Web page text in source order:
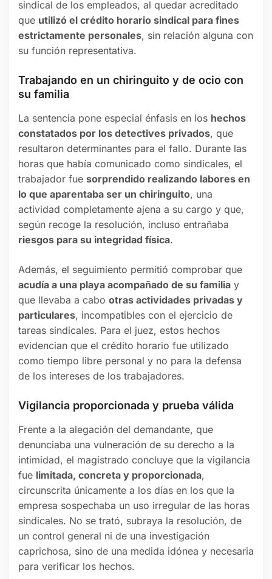
sindical de los empleados, al quedar acreditado
que utilizó el crédito horario sindical para fines
estrictamente personales, sin relación alguna con
su función representativa.
Trabajando en un chiringuito y de ocio con
su familia
La sentencia pone especial énfasis en los hechos
constatados por los detectives privados, que
resultaron determinantes para el fallo. Durante las
horas que había comunicado como sindicales, el
trabajador fue sorprendido realizando labores en
lo que aparentaba ser un chiringuito, una
actividad completamente ajena a su cargo y que,
según recoge la resolución, incluso entrañaba
riesgos para su integridad física.
Además, el seguimiento permitió comprobar que
acudía a una playa acompañado de su familia y
que llevaba a cabo otras actividades privadas y
particulares, incompatibles con el ejercicio de
tareas sindicales. Para el juez, estos hechos
evidencian que el crédito horario fue utilizado
como tiempo libre personal y no para la defensa
de los intereses de los trabajadores.
Vigilancia proporcionada y prueba válida
Frente a la alegación del demandante, que
denunciaba una vulneración de su derecho a la
intimidad, el magistrado concluye que la vigilancia
fue limitada, concreta y proporcionada,
circunscrita únicamente a los días en los que la
empresa sospechaba un uso irregular de las horas
sindicales. No se trató, subraya la resolución, de
un control general ni de una investigación
caprichosa, sino de una medida idónea y necesaria
para verificar los hechos.